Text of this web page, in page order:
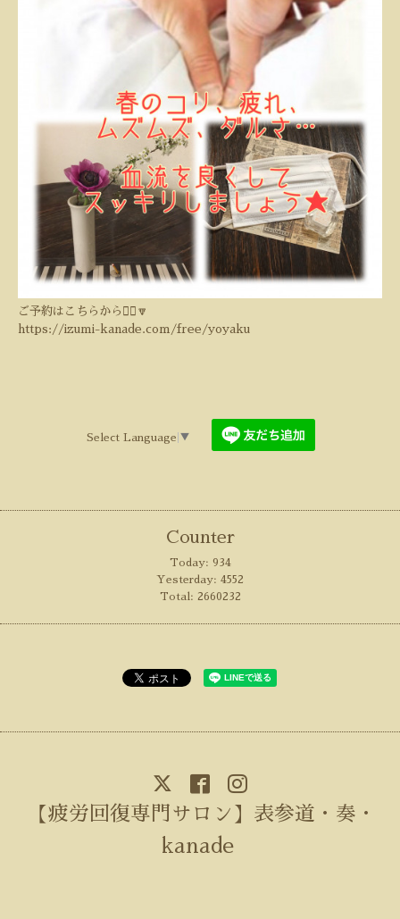
ご予約はこちらから💁‍♀️🔽
https://izumi-kanade.com/free/yoyaku
Select Language ▼
Counter
Today: 934
Yesterday: 4552
Total: 2660232
【疲労回復専門サロン】表参道・奏・
kanade